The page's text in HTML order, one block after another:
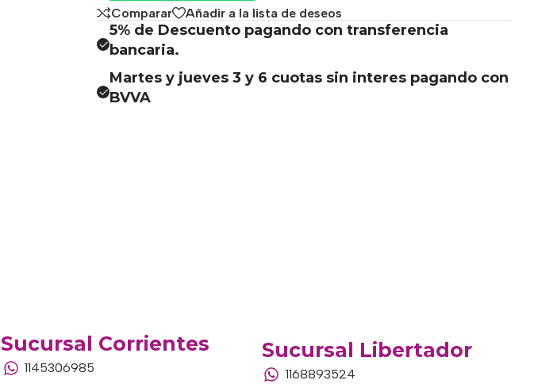
Comparar Añadir a la lista de deseos
5% de Descuento pagando con transferencia
bancaria.
Martes y jueves 3 y 6 cuotas sin interes pagando con
BVVA
Sucursal Corrientes
1145306985
Sucursal Libertador
1168893524